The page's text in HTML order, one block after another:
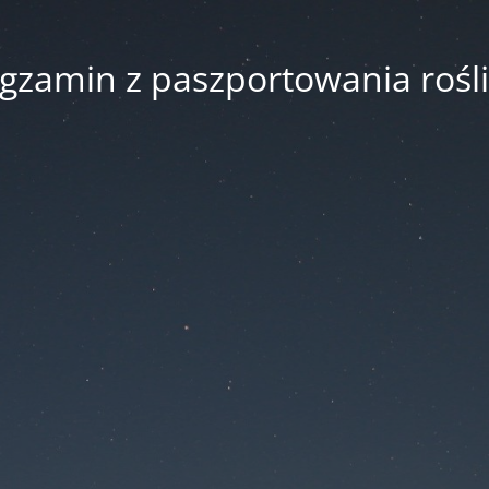
z paszportowania